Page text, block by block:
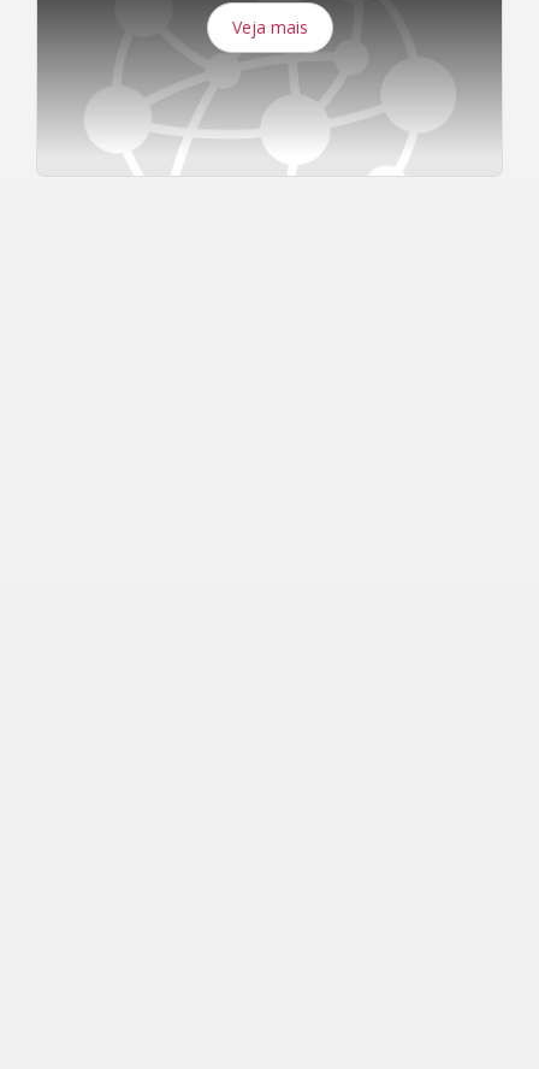
Veja mais